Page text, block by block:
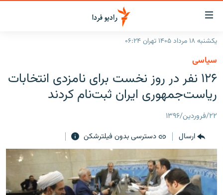
لینک‌های
قابلیت
دسترسی
بازگشت
به
منوی
اصلی
رفتن
صفحه
جستجو
ایران
جهان
برنامه‌های رادیویی
فرکانس‌ها
پادکست
چندرسانه‌ای
گزارش‌های تصویری
گزارش‌های ویدئویی
زنان فردا
English
یکشنبه ۱۸ مرداد ۱۴۰۵ تهران ۰۶:۲۴
سیاسی
۱۲۶ نفر در روز نخست‌ برای نامزدی انتخابات
ریاست‌جمهوری ایران ثبت‌نام کردند
۲۲/فروردین/۱۳۹۶
ارسال
دسترسی بدون فیلترشکن